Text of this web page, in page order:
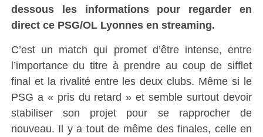
dessous les informations pour regarder en
direct ce PSG/OL Lyonnes en streaming.
C’est un match qui promet d’être intense, entre
l’importance du titre à prendre au coup de sifflet
final et la rivalité entre les deux clubs. Même si le
PSG a « pris du retard » et semble surtout devoir
stabiliser son projet pour se rapprocher de
nouveau. Il y a tout de même des finales, celle en